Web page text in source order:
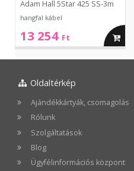
Adam Hall 5Star 425 SS-3m
hangfal kábel
13 254 Ft kosárba
Oldaltérkép
Ajándékkártyák, csomagolás
Rólunk
Szolgáltatások
Blog
Ügyfélinformációs központ